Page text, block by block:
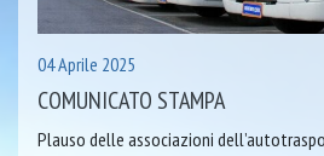
04 Aprile 2025
COMUNICATO STAMPA
Plauso delle associazioni